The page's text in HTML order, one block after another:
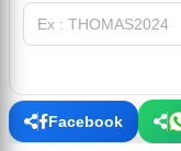
Facebook